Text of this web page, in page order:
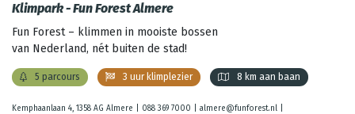
Klimpark - Fun Forest Almere
Fun Forest – klimmen in mooiste bossen
van Nederland, nét buiten de stad!
5 parcours 3 uur klimplezier 8 km aan baan
Kemphaanlaan 4, 1358 AG Almere | 088 369 7000 almere@funforest.nl